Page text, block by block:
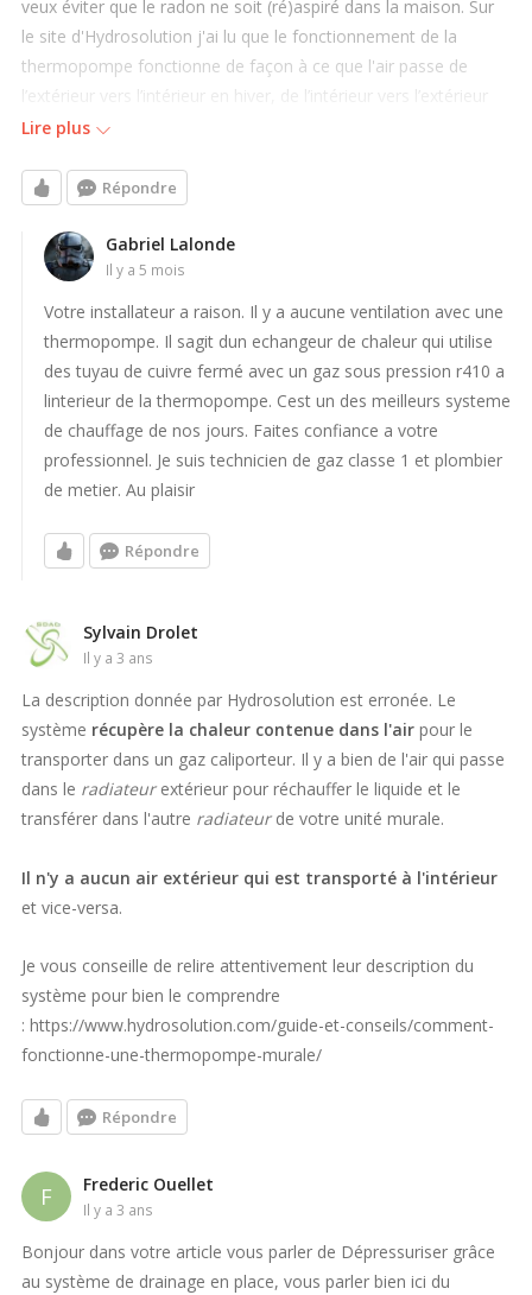
veux éviter que le radon ne soit (ré)aspiré dans la maison. Sur
le site d'Hydrosolution j'ai lu que le fonctionnement de la
thermopompe fonctionne de façon à ce que l'air passe de
l’extérieur vers l’intérieur en hiver, de l’intérieur vers l’extérieur
l’été. Vu que l'installateur a verbalement confirmé qu'il ni avait
conditionner n’est qu’un compresseur à l’extérieur. Que ça ne
de radon à proximité. Le système d'atténuations du radon sera
installé ainsi dans 15 jours. Je suis mal à l'aise avec cette
emplacement J'ai un réel doute qui me crée un malaise à l'idée
de faire fonctionner ma thermopompe si l'évent du système de
radon est à 1 pied de l'installation de la thermopompe.
Merci
Lire plus
Répondre
Gabriel Lalonde
il y a 5 mois
Votre installateur a raison. Il y a aucune ventilation avec une
thermopompe. Il sagit dun echangeur de chaleur qui utilise
des tuyau de cuivre fermé avec un gaz sous pression r410 a
linterieur de la thermopompe. Cest un des meilleurs systeme
de chauffage de nos jours. Faites confiance a votre
professionnel. Je suis technicien de gaz classe 1 et plombier
de metier. Au plaisir
Répondre
Sylvain Drolet
il y a 3 ans
La description donnée par Hydrosolution est erronée. Le
système récupère la chaleur contenue dans l'air pour le
transporter dans un gaz caliporteur. Il y a bien de l'air qui passe
dans le radiateurextérieur pour réchauffer le liquide et le
transférer dans l'autre radiateurde votre unité murale.
Il n'y a aucun air extérieur qui est transporté à l'intérieur
et vice-versa.
Je vous conseille de relire attentivement leur description du
système pour bien le comprendre
: https://www.hydrosolution.com/guide-et-conseils/comment-
fonctionne-une-thermopompe-murale/
Répondre
F Frederic Ouellet
il y a 3 ans
Bonjour dans votre article vous parler de Dépressuriser grâce
au système de drainage en place, vous parler bien ici du